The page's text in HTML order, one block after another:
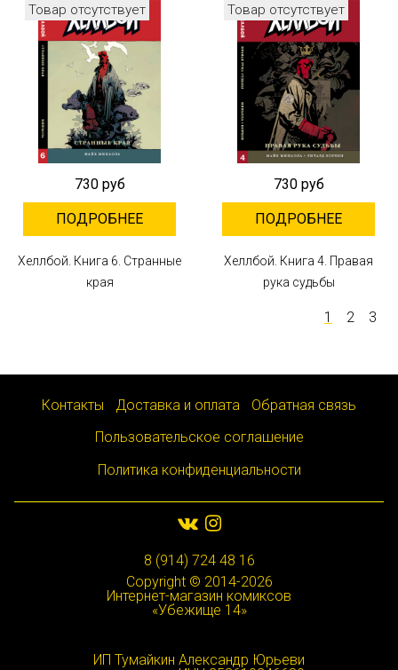
Товар отсутствует
730 руб
ПОДРОБНЕЕ
Хеллбой. Книга 6. Странные
края
Товар отсутствует
730 руб
ПОДРОБНЕЕ
Хеллбой. Книга 4. Правая
рука судьбы
1 2 3
Контакты Доставка и оплата
Обратная связь
Пользовательское соглашение
Политика конфиденциальности
8 (914) 724 48 16
Copyright © 2014-2026
Интернет-магазин комиксов
«Убежище 14»
ИП Тумайкин Александр Юрьеви